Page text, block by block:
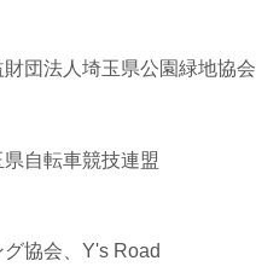
団法人埼玉県公園緑地協会
自転車競技連盟
協会、Y's Road